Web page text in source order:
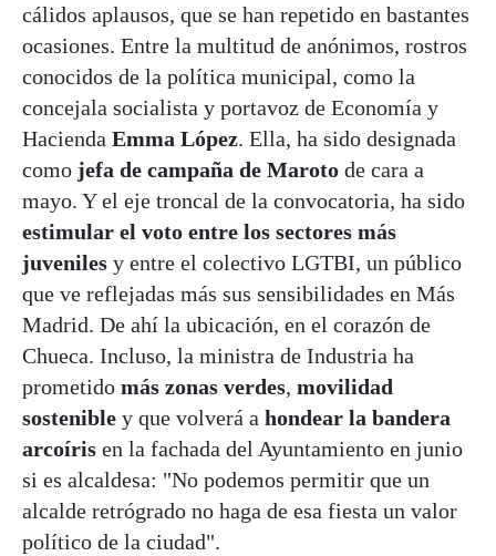
cálidos aplausos, que se han repetido en bastantes
ocasiones. Entre la multitud de anónimos, rostros
conocidos de la política municipal, como la
concejala socialista y portavoz de Economía y
Hacienda Emma López. Ella, ha sido designada
como jefa de campaña de Maroto de cara a
mayo. Y el eje troncal de la convocatoria, ha sido
estimular el voto entre los sectores más
juveniles y entre el colectivo LGTBI, un público
que ve reflejadas más sus sensibilidades en Más
Madrid. De ahí la ubicación, en el corazón de
Chueca. Incluso, la ministra de Industria ha
prometido más zonas verdes, movilidad
sostenible y que volverá a hondear la bandera
arcoíris en la fachada del Ayuntamiento en junio
si es alcaldesa: "No podemos permitir que un
alcalde retrógrado no haga de esa fiesta un valor
político de la ciudad".